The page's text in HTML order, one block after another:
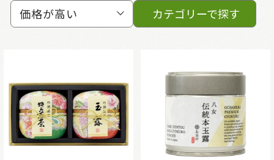
価格が高い
カテゴリーで探す